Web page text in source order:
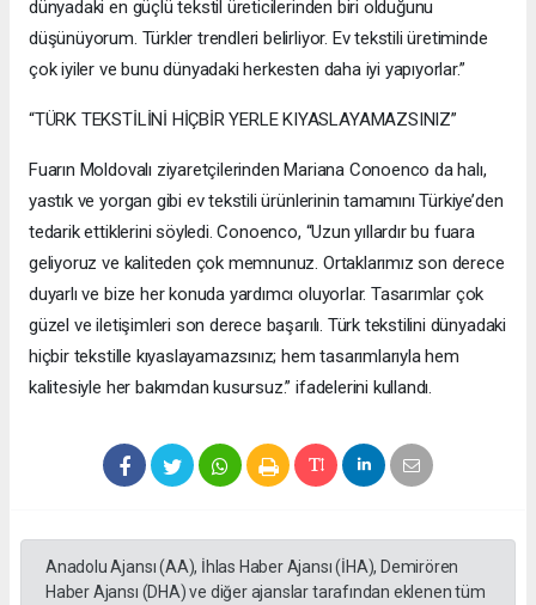
dünyadaki en güçlü tekstil üreticilerinden biri olduğunu
düşünüyorum. Türkler trendleri belirliyor. Ev tekstili üretiminde
çok iyiler ve bunu dünyadaki herkesten daha iyi yapıyorlar.”
“TÜRK TEKSTİLİNİ HİÇBİR YERLE KIYASLAYAMAZSINIZ”
Fuarın Moldovalı ziyaretçilerinden Mariana Conoenco da halı,
yastık ve yorgan gibi ev tekstili ürünlerinin tamamını Türkiye’den
tedarik ettiklerini söyledi. Conoenco, “Uzun yıllardır bu fuara
geliyoruz ve kaliteden çok memnunuz. Ortaklarımız son derece
duyarlı ve bize her konuda yardımcı oluyorlar. Tasarımlar çok
güzel ve iletişimleri son derece başarılı. Türk tekstilini dünyadaki
hiçbir tekstille kıyaslayamazsınız; hem tasarımlarıyla hem
kalitesiyle her bakımdan kusursuz.” ifadelerini kullandı.
Anadolu Ajansı (AA), İhlas Haber Ajansı (İHA), Demirören
Haber Ajansı (DHA) ve diğer ajanslar tarafından eklenen tüm